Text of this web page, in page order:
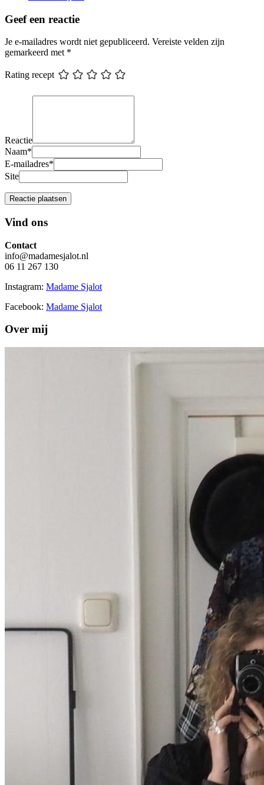
Geef een reactie
Je e-mailadres wordt niet gepubliceerd. Vereiste velden zijn
gemarkeerd met *
Rating recept
Reactie
Naam*
E-mailadres*
Site
Vind ons
Contact
info@madamesjalot.nl
06 11 267 130
Instagram: Madame Sjalot
Facebook: Madame Sjalot
Over mij